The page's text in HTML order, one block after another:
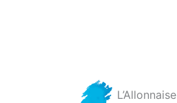
L’Allonnaise